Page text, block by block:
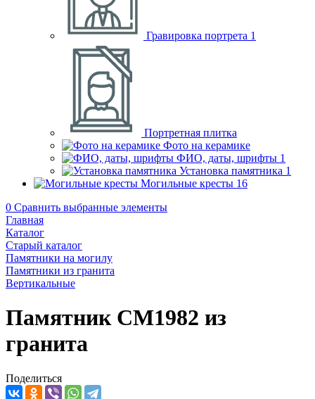
Гравировка портрета 1
Портретная плитка
Фото на керамике
ФИО, даты, шрифты 1
Установка памятника 1
Могильные кресты 16
0 Сравнить выбранные элементы
Главная
Каталог
Старый каталог
Памятники на могилу
Памятники из гранита
Вертикальные
Памятник CM1982 из
гранита
Поделиться